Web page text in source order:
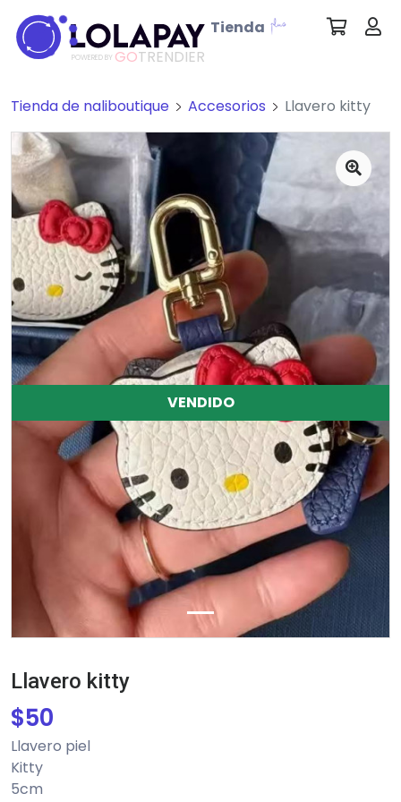
POWERED BY GOTRENDIER
Tienda
Tienda de naliboutique Accesorios Llavero kitty
VENDIDO
Llavero kitty
$50
Llavero piel
Kitty
5cm